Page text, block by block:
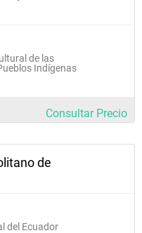
de las
Indígenas
Consultar Precio
de
del Ecuador